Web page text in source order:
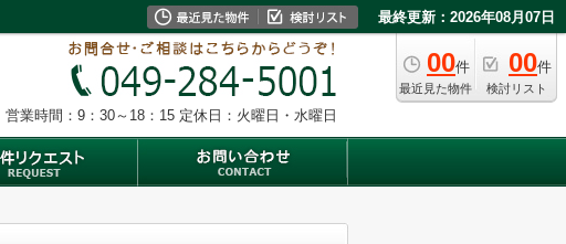
最終更新：2026年08月07日
00件
最近見た物件
00件
検討リスト
営業時間：9：30～18：15 定休日：火曜日・水曜日